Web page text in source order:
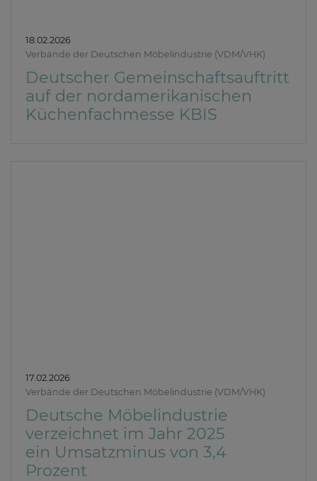
18.02.2026
Verbände der Deutschen Möbelindustrie (VDM/VHK)
Deutscher Gemeinschaftsauftritt
auf der nordamerikanischen
Küchenfachmesse KBIS
17.02.2026
Verbände der Deutschen Möbelindustrie (VDM/VHK)
Deutsche Möbelindustrie
verzeichnet im Jahr 2025
ein Umsatzminus von 3,4
Prozent